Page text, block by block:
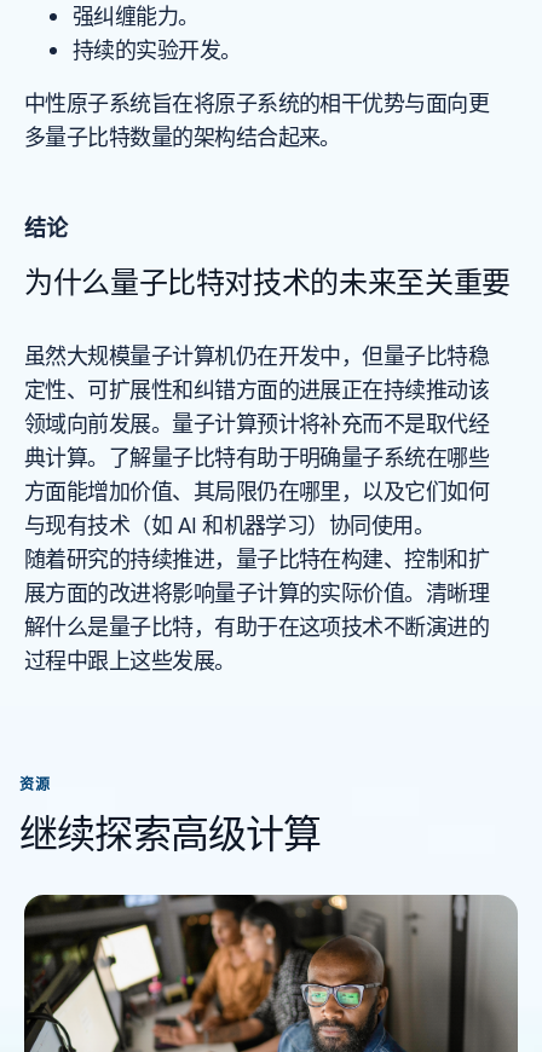
强纠缠能力。
持续的实验开发。
中性原子系统旨在将原子系统的相干优势与面向更
多量子比特数量的架构结合起来。
结论
为什么量子比特对技术的未来至关重要
虽然大规模量子计算机仍在开发中，但量子比特稳
定性、可扩展性和纠错方面的进展正在持续推动该
领域向前发展。量子计算预计将补充而不是取代经
典计算。了解量子比特有助于明确量子系统在哪些
方面能增加价值、其局限仍在哪里，以及它们如何
与现有技术（如 AI 和机器学习）协同使用。
随着研究的持续推进，量子比特在构建、控制和扩
展方面的改进将影响量子计算的实际价值。清晰理
解什么是量子比特，有助于在这项技术不断演进的
过程中跟上这些发展。
资源
继续探索高级计算